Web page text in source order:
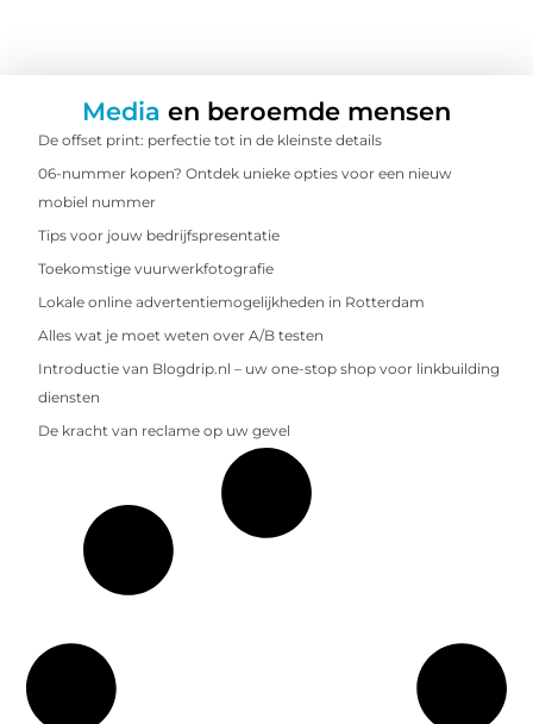
Media en beroemde mensen
De offset print: perfectie tot in de kleinste details
06-nummer kopen? Ontdek unieke opties voor een nieuw
mobiel nummer
Tips voor jouw bedrijfspresentatie
Toekomstige vuurwerkfotografie
Lokale online advertentiemogelijkheden in Rotterdam
Alles wat je moet weten over A/B testen
Introductie van Blogdrip.nl – uw one-stop shop voor linkbuilding
diensten
De kracht van reclame op uw gevel